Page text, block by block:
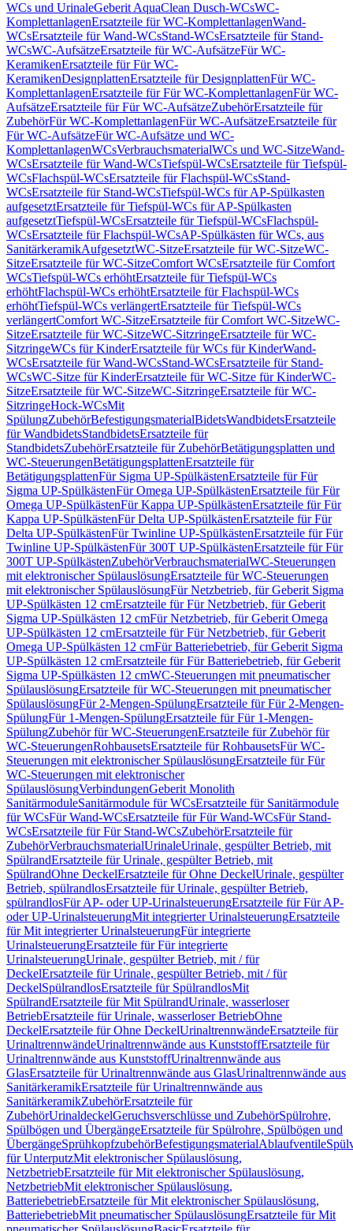
WCs und UrinaleGeberit AquaClean Dusch-WCsWC-
KomplettanlagenErsatzteile für WC-KomplettanlagenWand-
WCsErsatzteile für Wand-WCsStand-WCsErsatzteile für Stand-
WCsWC-AufsätzeErsatzteile für WC-AufsätzeFür WC-
KeramikenErsatzteile für Für WC-
KeramikenDesignplattenErsatzteile für DesignplattenFür WC-
KomplettanlagenErsatzteile für Für WC-KomplettanlagenFür WC-
AufsätzeErsatzteile für Für WC-AufsätzeZubehörErsatzteile für
ZubehörFür WC-KomplettanlagenFür WC-AufsätzeErsatzteile für
Für WC-AufsätzeFür WC-Aufsätze und WC-
KomplettanlagenWCsVerbrauchsmaterialWCs und WC-SitzeWand-
WCsErsatzteile für Wand-WCsTiefspül-WCsErsatzteile für Tiefspül-
WCsFlachspül-WCsErsatzteile für Flachspül-WCsStand-
WCsErsatzteile für Stand-WCsTiefspül-WCs für AP-Spülkasten
aufgesetztErsatzteile für Tiefspül-WCs für AP-Spülkasten
aufgesetztTiefspül-WCsErsatzteile für Tiefspül-WCsFlachspül-
WCsErsatzteile für Flachspül-WCsAP-Spülkästen für WCs, aus
SanitärkeramikAufgesetztWC-SitzeErsatzteile für WC-SitzeWC-
SitzeErsatzteile für WC-SitzeComfort WCsErsatzteile für Comfort
WCsTiefspül-WCs erhöhtErsatzteile für Tiefspül-WCs
erhöhtFlachspül-WCs erhöhtErsatzteile für Flachspül-WCs
erhöhtTiefspül-WCs verlängertErsatzteile für Tiefspül-WCs
verlängertComfort WC-SitzeErsatzteile für Comfort WC-SitzeWC-
SitzeErsatzteile für WC-SitzeWC-SitzringeErsatzteile für WC-
SitzringeWCs für KinderErsatzteile für WCs für KinderWand-
WCsErsatzteile für Wand-WCsStand-WCsErsatzteile für Stand-
WCsWC-Sitze für KinderErsatzteile für WC-Sitze für KinderWC-
SitzeErsatzteile für WC-SitzeWC-SitzringeErsatzteile für WC-
SitzringeHock-WCsMit
SpülungZubehörBefestigungsmaterialBidetsWandbidetsErsatzteile
für WandbidetsStandbidetsErsatzteile für
StandbidetsZubehörErsatzteile für ZubehörBetätigungsplatten und
WC-SteuerungenBetätigungsplattenErsatzteile für
BetätigungsplattenFür Sigma UP-SpülkästenErsatzteile für Für
Sigma UP-SpülkästenFür Omega UP-SpülkästenErsatzteile für Für
Omega UP-SpülkästenFür Kappa UP-SpülkästenErsatzteile für Für
Kappa UP-SpülkästenFür Delta UP-SpülkästenErsatzteile für Für
Delta UP-SpülkästenFür Twinline UP-SpülkästenErsatzteile für Für
Twinline UP-SpülkästenFür 300T UP-SpülkästenErsatzteile für Für
300T UP-SpülkästenZubehörVerbrauchsmaterialWC-Steuerungen
mit elektronischer SpülauslösungErsatzteile für WC-Steuerungen
mit elektronischer SpülauslösungFür Netzbetrieb, für Geberit Sigma
UP-Spülkästen 12 cmErsatzteile für Für Netzbetrieb, für Geberit
Sigma UP-Spülkästen 12 cmFür Netzbetrieb, für Geberit Omega
UP-Spülkästen 12 cmErsatzteile für Für Netzbetrieb, für Geberit
Omega UP-Spülkästen 12 cmFür Batteriebetrieb, für Geberit Sigma
UP-Spülkästen 12 cmErsatzteile für Für Batteriebetrieb, für Geberit
Sigma UP-Spülkästen 12 cmWC-Steuerungen mit pneumatischer
SpülauslösungErsatzteile für WC-Steuerungen mit pneumatischer
SpülauslösungFür 2-Mengen-SpülungErsatzteile für Für 2-Mengen-
SpülungFür 1-Mengen-SpülungErsatzteile für Für 1-Mengen-
SpülungZubehör für WC-SteuerungenErsatzteile für Zubehör für
WC-SteuerungenRohbausetsErsatzteile für RohbausetsFür WC-
Steuerungen mit elektronischer SpülauslösungErsatzteile für Für
WC-Steuerungen mit elektronischer
SpülauslösungVerbindungenGeberit Monolith
SanitärmoduleSanitärmodule für WCsErsatzteile für Sanitärmodule
für WCsFür Wand-WCsErsatzteile für Für Wand-WCsFür Stand-
WCsErsatzteile für Für Stand-WCsZubehörErsatzteile für
ZubehörVerbrauchsmaterialUrinaleUrinale, gespülter Betrieb, mit
SpülrandErsatzteile für Urinale, gespülter Betrieb, mit
SpülrandOhne DeckelErsatzteile für Ohne DeckelUrinale, gespülter
Betrieb, spülrandlosErsatzteile für Urinale, gespülter Betrieb,
spülrandlosFür AP- oder UP-UrinalsteuerungErsatzteile für Für AP-
oder UP-UrinalsteuerungMit integrierter UrinalsteuerungErsatzteile
für Mit integrierter UrinalsteuerungFür integrierte
UrinalsteuerungErsatzteile für Für integrierte
UrinalsteuerungUrinale, gespülter Betrieb, mit / für
DeckelErsatzteile für Urinale, gespülter Betrieb, mit / für
DeckelSpülrandlosErsatzteile für SpülrandlosMit
SpülrandErsatzteile für Mit SpülrandUrinale, wasserloser
BetriebErsatzteile für Urinale, wasserloser BetriebOhne
DeckelErsatzteile für Ohne DeckelUrinaltrennwändeErsatzteile für
UrinaltrennwändeUrinaltrennwände aus KunststoffErsatzteile für
Urinaltrennwände aus KunststoffUrinaltrennwände aus
GlasErsatzteile für Urinaltrennwände aus GlasUrinaltrennwände aus
SanitärkeramikErsatzteile für Urinaltrennwände aus
SanitärkeramikZubehörErsatzteile für
ZubehörUrinaldeckelGeruchsverschlüsse und ZubehörSpülrohre,
Spülbögen und ÜbergängeErsatzteile für Spülrohre, Spülbögen und
ÜbergängeSprühkopfzubehörBefestigungsmaterialAblaufventile
für UnterputzMit elektronischer Spülauslösung,
NetzbetriebErsatzteile für Mit elektronischer Spülauslösung,
NetzbetriebMit elektronischer Spülauslösung,
BatteriebetriebErsatzteile für Mit elektronischer Spülauslösung,
BatteriebetriebMit pneumatischer SpülauslösungErsatzteile für Mit